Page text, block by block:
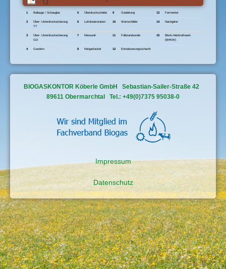
1 Bullauge / Schauglas 5 Überdruckscheibe 9 Gasleitung 13 Fermenter
2
Über- Unterdrucksicherung
TT
6 Luftdosierstation 10 Warnschilder 14 Nachgärer
3
Über- Unterdrucksicherung
GD
7 Messunit 11 Füllstandsonde 15
Block-Heizkraftwerk
(BHKW)
4 Gasdom 8 Notgasfackel 12 Entwässerungsschacht
BIOGASKONTOR Köberle GmbH Sebastian-Sailer-Straße 42
89611 Obermarchtal Tel.: +49(0)7375 95038-0
Impressum
Datenschutz